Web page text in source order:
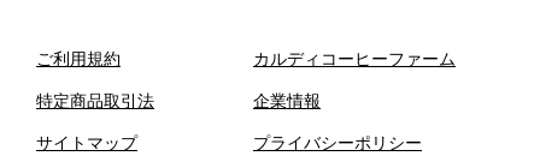
ご利用規約
特定商品取引法
サイトマップ
カルディコーヒーファーム
企業情報
プライバシーポリシー